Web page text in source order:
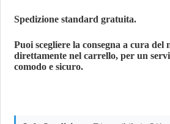
Spedizione standard gratuita.
Puoi scegliere la consegna a cura del
direttamente nel carrello, per un
comodo e sicuro.